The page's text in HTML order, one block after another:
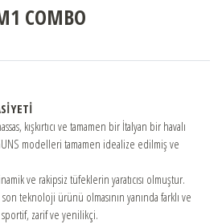
ARMES
BAYİLER
COMBO
kışkırtıcı ve tamamen bir İtalyan bir havalı
modelleri tamamen idealize edilmiş ve
ve rakipsiz tüfeklerin yaratıcısı olmuştur.
teknoloji ürünü olmasının yanında farklı ve
zarif ve yenilikçi.